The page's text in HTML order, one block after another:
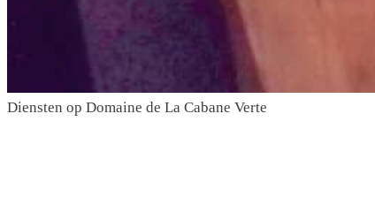
Diensten op Domaine de La Cabane Verte